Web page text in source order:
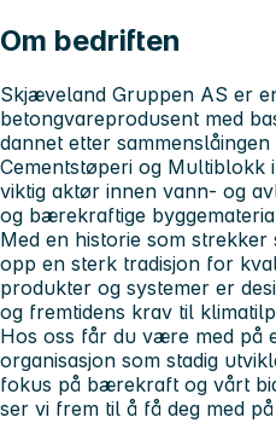
Om bedriften
Skjæveland Gruppen AS er
betongvareprodusent med
dannet etter
Cementstøperi og Multiblokk
viktig aktør innen vann- og
og bærekraftige
Med en historie som
opp en sterk tradisjon for
produkter og systemer er
og fremtidens krav til
Hos oss får du være med på
organisasjon som stadig
fokus på bærekraft og vårt
ser vi frem til å få deg med